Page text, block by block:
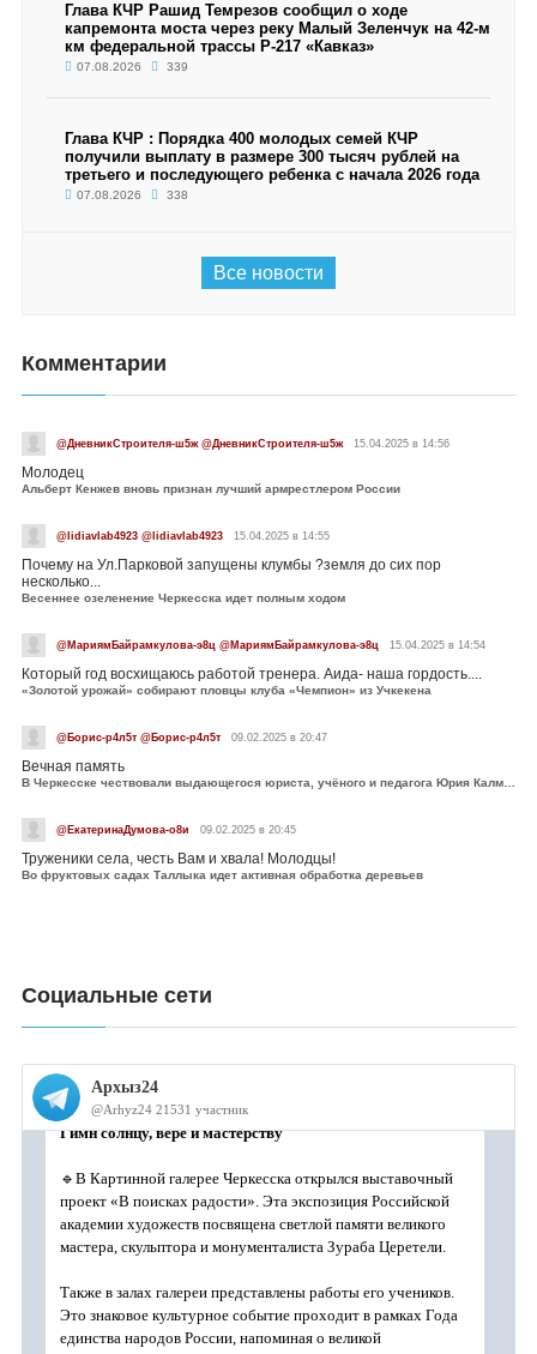
Глава КЧР Рашид Темрезов сообщил о ходе
капремонта моста через реку Малый Зеленчук на 42-м
км федеральной трассы Р-217 «Кавказ»
07.08.2026 339
Глава КЧР : Порядка 400 молодых семей КЧР
получили выплату в размере 300 тысяч рублей на
третьего и последующего ребенка с начала 2026 года
07.08.2026 338
Все новости
Комментарии
@ДневникСтроителя-ш5ж @ДневникСтроителя-ш5ж 15.04.2025 в 14:56
Молодец
Альберт Кенжев вновь признан лучший армрестлером России
@lidiavlab4923 @lidiavlab4923 15.04.2025 в 14:55
Почему на Ул.Парковой запущены клумбы ?земля до сих пор
несколько...
Весеннее озеленение Черкесска идет полным ходом
@МариямБайрамкулова-э8ц @МариямБайрамкулова-э8ц 15.04.2025 в 14:54
Который год восхищаюсь работой тренера. Аида- наша гордость....
«Золотой урожай» собирают пловцы клуба «Чемпион» из Учкекена
@Борис-р4л5т @Борис-р4л5т 09.02.2025 в 20:47
Вечная память
В Черкесске чествовали выдающегося юриста, учёного и педагога Юрия Калмыкова
@ЕкатеринаДумова-о8и 09.02.2025 в 20:45
Труженики села, честь Вам и хвала! Молодцы!
Во фруктовых садах Таллыка идет активная обработка деревьев
Социальные сети